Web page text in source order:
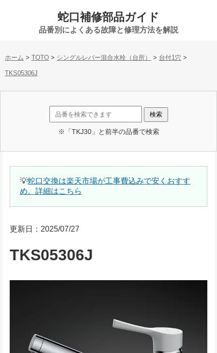
蛇口補修部品ガイド
品番別によくある故障と修理方法を解説
ホーム > TOTO > シングルレバー混合水栓（台所） > 台付1穴 >
TKS05306J
※「TKJ30」と前半の品番で検索
💡蛇口交換は楽天市場が工事費込みで安くおすす
め。詳細はこちら
更新日：2025/07/27
TKS05306J